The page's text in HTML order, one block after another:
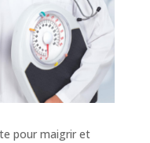
pour maigrir et